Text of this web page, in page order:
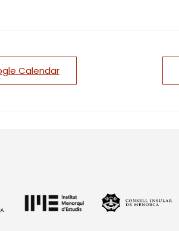
Calendar